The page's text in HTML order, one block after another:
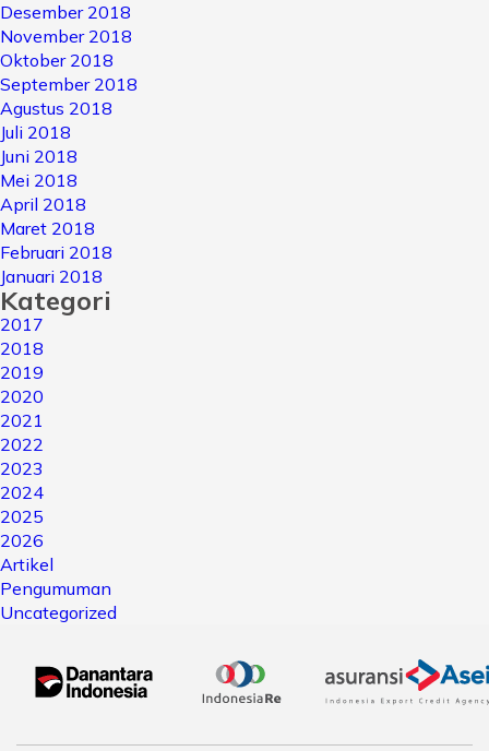
Desember 2018
November 2018
Oktober 2018
September 2018
Agustus 2018
Juli 2018
Juni 2018
Mei 2018
April 2018
Maret 2018
Februari 2018
Januari 2018
Kategori
2017
2018
2019
2020
2021
2022
2023
2024
2025
2026
Artikel
Pengumuman
Uncategorized